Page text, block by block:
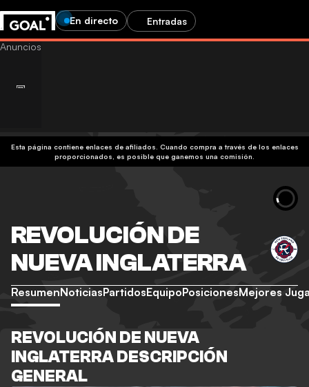
En directo Entradas
Esta página contiene enlaces de afiliados. Cuando compra a través de los enlaces
proporcionados, es posible que ganemos una comisión.
REVOLUCIÓN DE
NUEVA INGLATERRA
ResumenNoticiasPartidosEquipoPosicionesMejores
REVOLUCIÓN DE NUEVA
INGLATERRA DESCRIPCIÓN
GENERAL